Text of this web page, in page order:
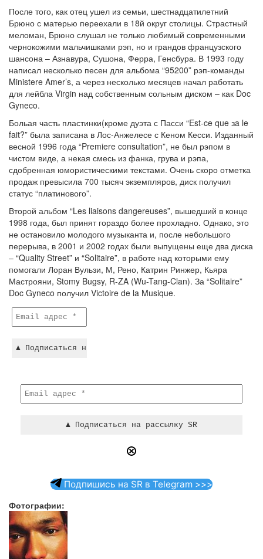
После того, как отец ушел из семьи, шестнадцатилетний
Брюно с матерью переехали в 18й округ столицы. Страстный
меломан, Брюно слушал не только любимый современными
чернокожими мальчишками рэп, но и грандов французского
шансона – Азнавура, Сушона, Ферра, Генсбура. В 1993 году
написал несколько песен для альбома “95200” рэп-команды
Ministere Amer’s, а через несколько месяцев начал работать
для лейбла Virgin над собственным сольным диском – как Doc
Gyneco.
Больая часть пластинки(кроме дуэта с Пасси “Est-ce que зa le
fait?” была записана в Лос-Анжелесе с Кеном Кесси. Изданный
весной 1996 года “Premiere consultation”, не был рэпом в
чистом виде, а некая смесь из фанка, грува и рэпа,
сдобренная юмористическими текстами. Очень скоро отметка
продаж превысила 700 тысяч экземпляров, диск получил
статус “платинового”.
Второй альбом “Les liaisons dangereuses”, вышедший в конце
1998 года, был принят гораздо более прохладно. Однако, это
не остановило молодого музыканта и, после небольшого
перерыва, в 2001 и 2002 годах были выпущены еще два диска
– “Quality Street” и “Solitaire”, в работе над которыми ему
помогали Лоран Вульзи, М, Рено, Катрин Ринжер, Кьяра
Мастрояни, Stomy Bugsy, R-ZA (Wu-Tang-Clan). За “Solitaire”
Doc Gyneco получил Victoire de la Musique.
Подпишись на SR в Telegram >>>
Фотографии: